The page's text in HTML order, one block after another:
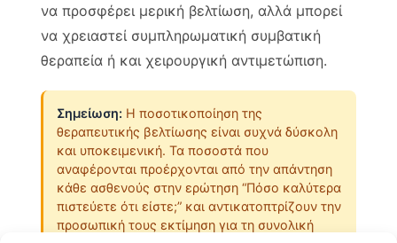
να προσφέρει μερική βελτίωση, αλλά μπορεί
να χρειαστεί συμπληρωματική συμβατική
θεραπεία ή και χειρουργική αντιμετώπιση.
Σημείωση: Η ποσοτικοποίηση της
θεραπευτικής βελτίωσης είναι συχνά δύσκολη
και υποκειμενική. Τα ποσοστά που
αναφέρονται προέρχονται από την απάντηση
κάθε ασθενούς στην ερώτηση “Πόσο καλύτερα
πιστεύετε ότι είστε;” και αντικατοπτρίζουν την
προσωπική τους εκτίμηση για τη συνολική